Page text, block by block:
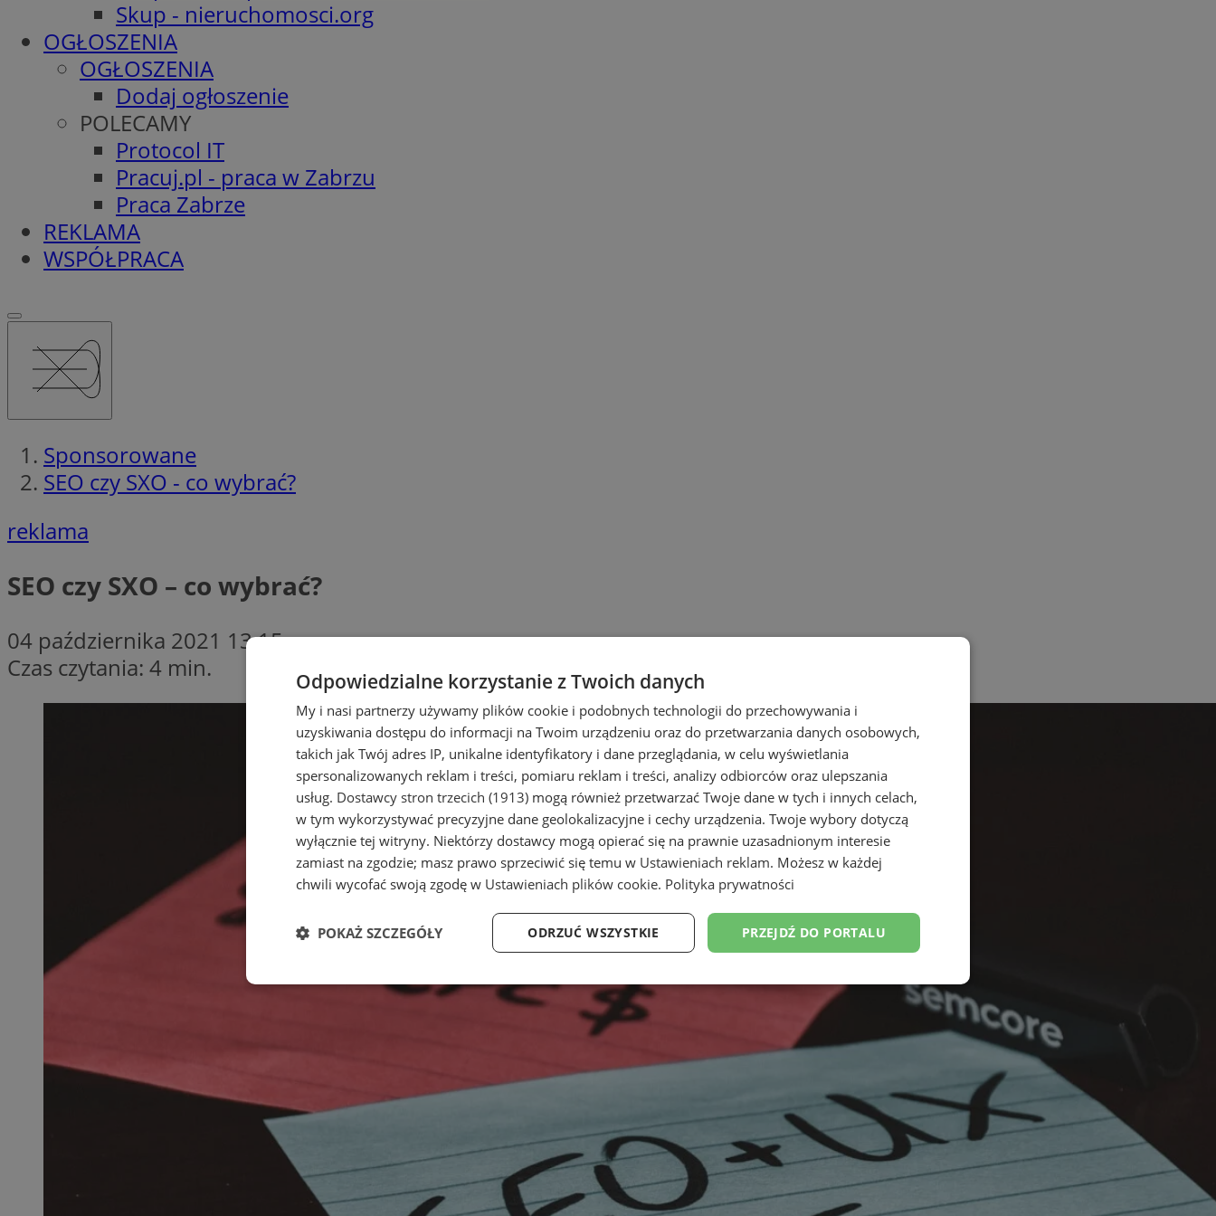
Skup - nieruchomosci.org
OGŁOSZENIA
OGŁOSZENIA
Dodaj ogłoszenie
POLECAMY
Protocol IT
Pracuj.pl - praca w Zabrzu
Praca Zabrze
REKLAMA
WSPÓŁPRACA
Sponsorowane
SEO czy SXO - co wybrać?
reklama
SEO czy SXO – co wybrać?
04 października 2021 13:15
Czas czytania: 4 min.
Odpowiedzialne korzystanie z Twoich danych
My i nasi partnerzy używamy plików cookie i podobnych technologii do przechowywania i
uzyskiwania dostępu do informacji na Twoim urządzeniu oraz do przetwarzania danych osobowych,
takich jak Twój adres IP, unikalne identyfikatory i dane przeglądania, w celu wyświetlania
spersonalizowanych reklam i treści, pomiaru reklam i treści, analizy odbiorców oraz ulepszania
usług. Dostawcy stron trzecich (1913) mogą również przetwarzać Twoje dane w tych i innych celach,
w tym wykorzystywać precyzyjne dane geolokalizacyjne i cechy urządzenia. Twoje wybory dotyczą
wyłącznie tej witryny. Niektórzy dostawcy mogą opierać się na prawnie uzasadnionym interesie
zamiast na zgodzie; masz prawo sprzeciwić się temu w Ustawieniach reklam. Możesz w każdej
chwili wycofać swoją zgodę w Ustawieniach plików cookie. Polityka prywatności
PRZEJDŹ DO PORTALU
ODRZUĆ WSZYSTKIE
POKAŻ SZCZEGÓŁY
Niezbędne Wydajność Targetowanie Funkcjonalność Niesklasyfikowane
Niesklasyfikowane
Niezbędne pliki cookie umożliwiają korzystanie z podstawowych funkcji strony internetowej, takich jak logowanie użytkownika i
zarządzanie kontem. Bez niezbędnych plików cookie nie można prawidłowo korzystać ze strony internetowej.
Nazwa
Provider
Domena
Okres
przechowywania